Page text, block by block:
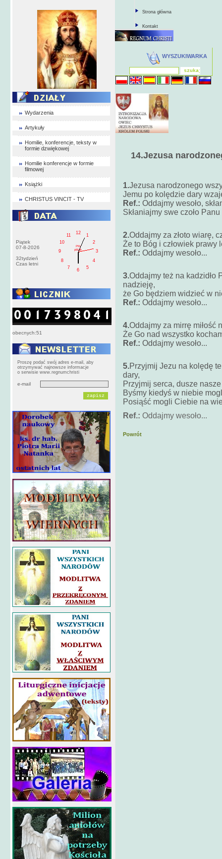
Wydarzenia
Artykuły
Homilie, konferencje, teksty w
formie dzwiękowej
Homilie konferencje w formie
filmowej
Książki
CHRISTUS VINCIT - TV
Piątek
07-8-2026
32tydzień
Czas letni
1
2
3
4
5
6
7
8
9
10
11
12
PM
pištek
obecnych:51
Proszę podać swój adres e-mail, aby
otrzymywać najnowsze informacje
o serwisie www.regnumchristi
e-mail
Strona główna
Kontakt
WYSZUKIWARKA
14.Jezusa
1.Jezusa narodzonego
Jemu po kolędzie dary
Ref.: Oddajmy wesoło,
Skłaniajmy swe czoło
2.Oddajmy za złoto wiarę,
Że to Bóg i człowiek prawy
Ref.: Oddajmy wesoło...
3.Oddajmy też na kadzidło
że Go będziem widzieć w
Ref.: Oddajmy wesoło...
4.Oddajmy za mirrę miłość
Że Go nad wszystko
Ref.: Oddajmy wesoło...
5.Przyjmij Jezu na kolędę
Przyjmij serca, dusze
Byśmy kiedyś w niebie
Posiąść mogli Ciebie na
Ref.: Oddajmy wesoło...
Powrót